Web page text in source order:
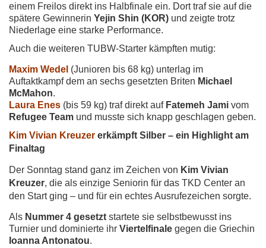
einem Freilos direkt ins Halbfinale ein. Dort traf sie auf die
spätere Gewinnerin Yejin Shin (KOR) und zeigte trotz
Niederlage eine starke Performance.
Auch die weiteren TUBW-Starter kämpften mutig:
Maxim Wedel (Junioren bis 68 kg) unterlag im
Auftaktkampf dem an sechs gesetzten Briten Michael
McMahon.
Laura Enes (bis 59 kg) traf direkt auf Fatemeh Jami vom
Refugee Team und musste sich knapp geschlagen geben.
Kim Vivian Kreuzer erkämpft Silber – ein Highlight am
Finaltag
Der Sonntag stand ganz im Zeichen von Kim Vivian
Kreuzer, die als einzige Seniorin für das TKD Center an
den Start ging – und für ein echtes Ausrufezeichen sorgte.
Als Nummer 4 gesetzt startete sie selbstbewusst ins
Turnier und dominierte ihr Viertelfinale gegen die Griechin
Ioanna Antonatou.